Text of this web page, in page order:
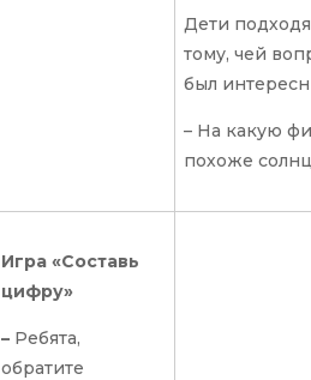
Дети
тому, чей
был
– На какую
похоже
Игра «Составь
цифру»
– Ребята,
обратите